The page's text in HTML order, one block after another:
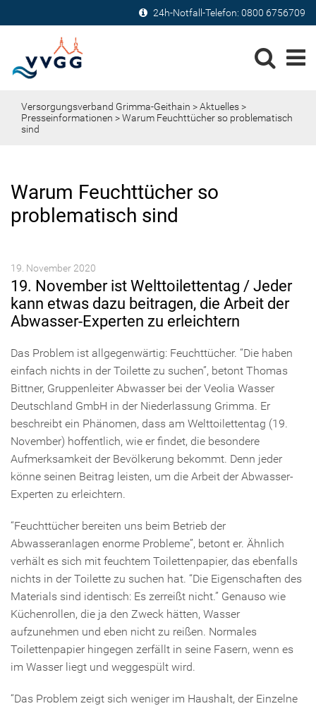
24h-Notfall-Telefon: 0800 6756709
Versorgungsverband Grimma-Geithain >Aktuelles>
Presseinformationen > Warum Feuchttücher so problematisch
sind
Warum Feuchttücher so
problematisch sind
19. November 2020
19. November ist Welttoilettentag / Jeder
kann etwas dazu beitragen, die Arbeit der
Abwasser-Experten zu erleichtern
Das Problem ist allgegenwärtig: Feuchttücher. “Die haben
einfach nichts in der Toilette zu suchen”, betont Thomas
Bittner, Gruppenleiter Abwasser bei der Veolia Wasser
Deutschland GmbH in der Niederlassung Grimma. Er
beschreibt ein Phänomen, dass am Welttoilettentag (19.
November) hoffentlich, wie er findet, die besondere
Aufmerksamkeit der Bevölkerung bekommt. Denn jeder
könne seinen Beitrag leisten, um die Arbeit der Abwasser-
Experten zu erleichtern.
“Feuchttücher bereiten uns beim Betrieb der
Abwasseranlagen enorme Probleme”, betont er. Ähnlich
verhält es sich mit feuchtem Toilettenpapier, das ebenfalls
nichts in der Toilette zu suchen hat. “Die Eigenschaften des
Materials sind identisch: Es zerreißt nicht.” Genauso wie
Küchenrollen, die ja den Zweck hätten, Wasser
aufzunehmen und eben nicht zu reißen. Normales
Toilettenpapier hingegen zerfällt in seine Fasern, wenn es
im Wasser liegt und weggespült wird.
“Das Problem zeigt sich weniger im Haushalt, der Einzelne